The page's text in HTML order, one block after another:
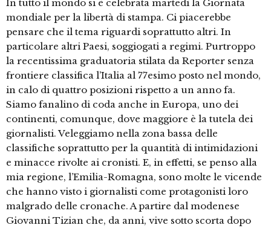
In tutto il mondo si è celebrata martedì la Giornata
mondiale per la ‪‎libertà‬ di ‪stampa‬. Ci piacerebbe
pensare che il tema riguardi soprattutto altri. In
particolare altri Paesi, soggiogati a regimi. Purtroppo
la recentissima graduatoria stilata da Reporter senza
frontiere classifica l’Italia al 77esimo posto nel mondo,
in calo di quattro posizioni rispetto a un anno fa.
Siamo fanalino di coda anche in Europa, uno dei
continenti, comunque, dove maggiore è la tutela dei
giornalisti. Veleggiamo nella zona bassa delle
classifiche soprattutto per la quantità di intimidazioni
e minacce rivolte ai cronisti. E, in effetti, se penso alla
mia regione, l’Emilia-Romagna, sono molte le vicende
che hanno visto i giornalisti come protagonisti loro
malgrado delle cronache. A partire dal modenese
Giovanni Tizian che, da anni, vive sotto scorta dopo